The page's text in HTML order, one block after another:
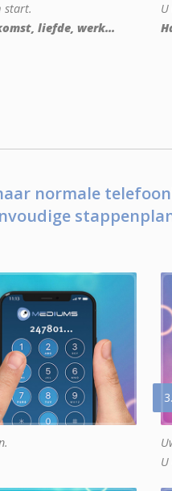
start.
liefde, werk...
normale